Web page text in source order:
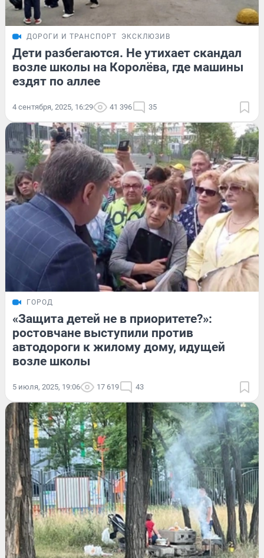
ДОРОГИ И ТРАНСПОРТ ЭКСКЛЮЗИВ
Дети разбегаются. Не утихает скандал
возле школы на Королёва, где машины
ездят по аллее
4 сентября, 2025, 16:29 41 396 35
ГОРОД
«Защита детей не в приоритете?»:
ростовчане выступили против
автодороги к жилому дому, идущей
возле школы
5 июля, 2025, 19:06 17 619 43